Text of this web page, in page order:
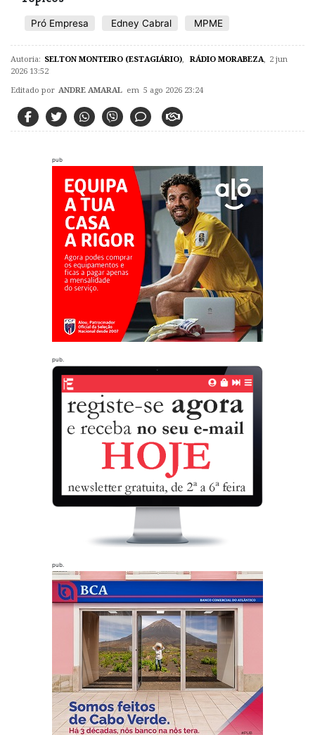
Pró Empresa Edney Cabral MPME
Autoria: SELTON MONTEIRO (ESTAGIÁRIO) RÁDIO MORABEZA 2 jun
2026 13:52
Editado por ANDRE AMARAL em 5 ago 2026 23:24
pub
pub.
pub.